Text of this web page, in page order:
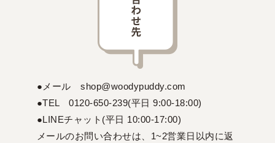
●メール shop@woodypuddy.com
●TEL 0120-650-239(平日 9:00-18:00)
●LINEチャット(平日 10:00-17:00)
メールのお問い合わせは、1~2営業日以内に返